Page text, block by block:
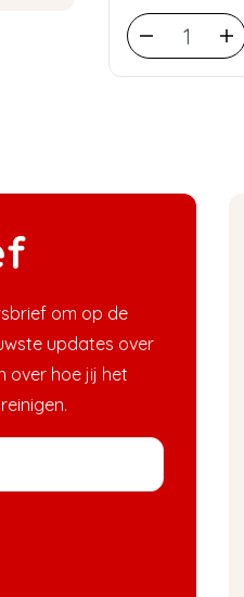
om op de
updates over
over hoe jij het